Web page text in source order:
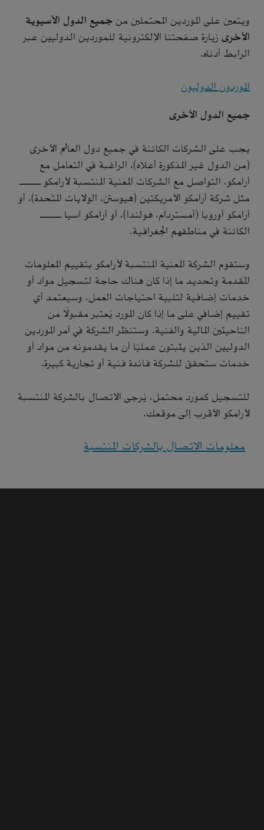
ويتعين على الموردين المحتملين من جميع الدول الآسيوية
الأخرى زيارة صفحتنا الإلكترونية للموردين الدوليين عبر
الرابط أدناه.
الموردون الدوليون
جميع الدول الأخرى
يجب على الشركات الكائنة في جميع دول العالم الأخرى
(من الدول غير المذكورة أعلاه)، الراغبة في التعامل مع
أرامكو، التواصل مع الشركات المعنية المنتسبة لأرامكو ـــ
مثل شركة أرامكو الأمريكتين (هيوستن، الولايات المتحدة)، أو
أرامكو أوروبا (أمستردام، هولندا)، أو أرامكو آسيا ـــ
الكائنة في مناطقهم الجغرافية.
وستقوم الشركة المعنية المنتسبة لأرامكو بتقييم المعلومات
المُقدمة وتحديد ما إذا كان هناك حاجة لتسجيل مواد أو
خدمات إضافية لتلبية احتياجات العمل. وسيعتمد أي
تقييم إضافي على ما إذا كان المورد يُعتبر مقبولًا من
الناحيتين المالية والفنية. وستنظر الشركة في أمر الموردين
الدوليين الذين يثبتون عمليًا أن ما يقدمونه من مواد أو
خدمات ستحقق للشركة فائدة فنية أو تجارية كبيرة.
للتسجيل كمورد محتمل، يُرجى الاتصال بالشركة المنتسبة
لأرامكو الأقرب إلى موقعك.
معلومات الاتصال بالشركات المنتسبة